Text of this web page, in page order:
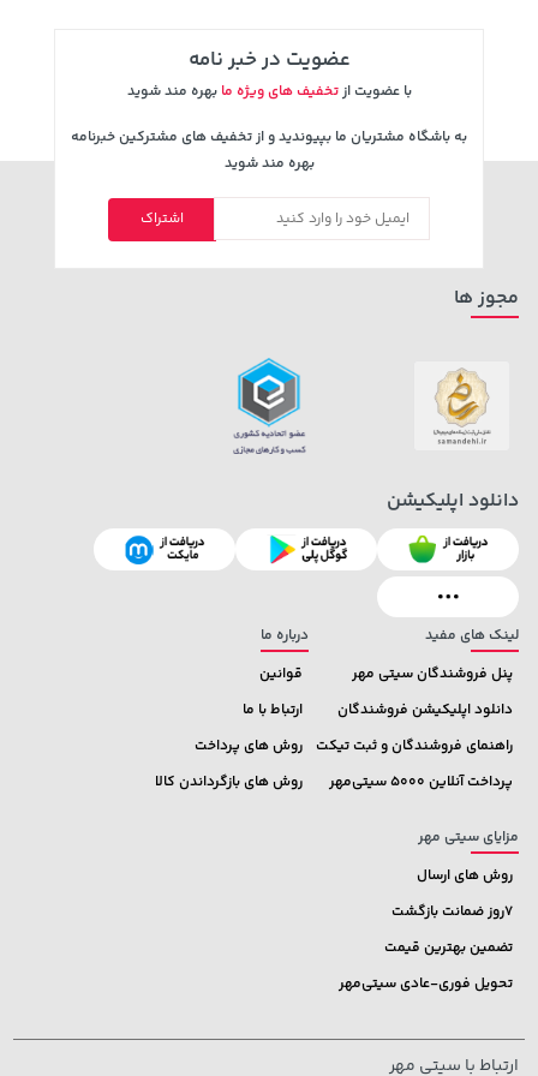
خرید
27,280,000 تومان خرید
238,000 تومان
289,900
عضویت در خبر نامه
با عضویت ازتخفیف های ویژه ما بهره مند شوید
به باشگاه مشتریان ما بپیوندید و از تخفیف های مشترکین خبرنامه
بهره مند شوید
اشتراک
لینک های مفید
پنل فروشندگان سیتی مهر
دانلود اپلیکیشن فروشندگان
راهنمای فروشندگان و ثبت تیکت
پرداخت آنلاین 5000 سیتی‌مهر
درباره ما
قوانین
ارتباط با ما
روش های پرداخت
روش های بازگرداندن کالا
مزایای سیتی مهر
روش های ارسال
7روز ضمانت بازگشت
تضمین بهترین قیمت
تحویل فوری-عادی سیتی‌مهر
مجوز ها
دانلود اپلیکیشن
ارتباط با سیتی مهر